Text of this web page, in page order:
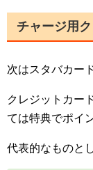
チャージ用
次はスタバカー
クレジットカー
ては特典でポイ
代表的なものと